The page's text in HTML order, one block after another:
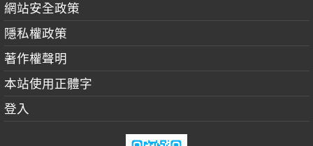
網站安全政策
隱私權政策
著作權聲明
本站使用正體字
登入